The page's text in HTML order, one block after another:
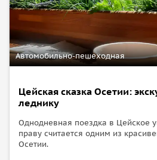
Автомобильно-пешеходная
Цейская сказка Осетии:
леднику
Однодневная поездка в Цейское
праву считается одним из
Осетии.